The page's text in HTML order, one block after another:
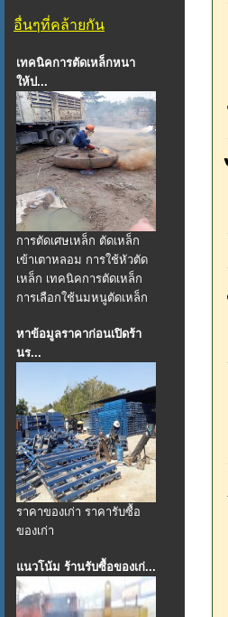
อื่นๆที่คล้ายกัน
เทคนิคการตัดเหล็กหนา
ให้ป...
การตัดเศษเหล็ก ตัดเหล็ก
เข้าเตาหลอม การใช้หัวตัด
เหล็ก เทคนิคการตัดเหล็ก
การเลือกใช้นมหนูตัดเหล็ก
หาข้อมูลราคาก่อนเปิดร้า
นร...
ราคาของเก่า ราคารับซื้อ
ของเก่า
แนวโน้ม ร้านรับซื้อของเก่...